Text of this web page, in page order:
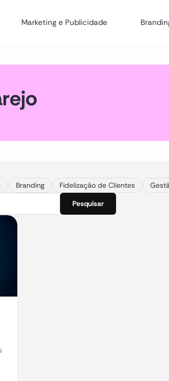
Marketing e Publicidade
Branding Fidelização de Clientes
Pesquisar